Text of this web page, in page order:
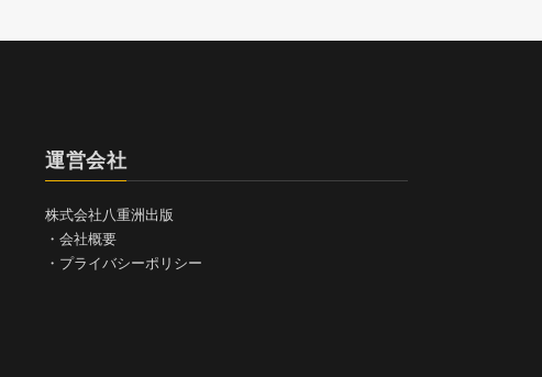
運営会社
株式会社八重洲出版
・ 会社概要
・ プライバシーポリシー